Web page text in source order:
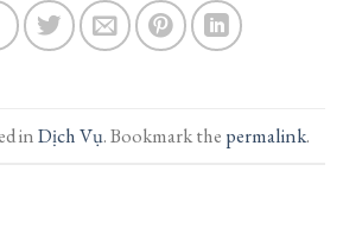
inDịch Vụ. Bookmark the permalink.